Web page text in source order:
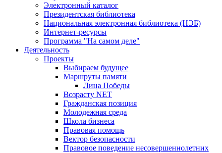
Электронный каталог
Президентская библиотека
Национальная электронная библиотека (НЭБ)
Интернет-ресурсы
Программа "На самом деле"
Деятельность
Проекты
Выбираем будущее
Маршруты памяти
Лица Победы
Возрасту NET
Гражданская позиция
Молодежная среда
Школа бизнеса
Правовая помощь
Вектор безопасности
Правовое поведение несовершеннолетних